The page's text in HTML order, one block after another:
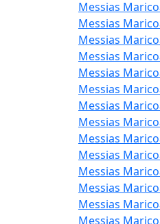
Messias
Messias
Messias
Messias
Messias
Messias
Messias
Messias
Messias
Messias
Messias
Messias
Messias
Messias